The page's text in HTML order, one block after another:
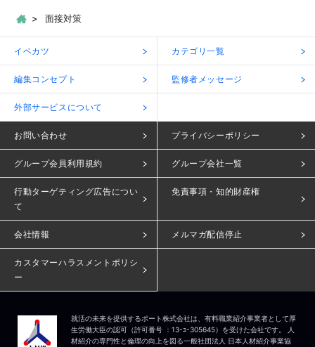
面接対策
イベカツ カテゴリ一覧
編集コンセプト 監修者メッセージ
外部サービスについて
お問い合わせ プライバシーポリシー
グループ会員利用規約 グループ会社一覧
行動ターゲティング広告につい
て
免責事項・知的財産権
会社情報 メルマガ配信停止
カスタマーハラスメントポリシ
ー